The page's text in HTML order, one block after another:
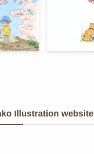
Illustration website